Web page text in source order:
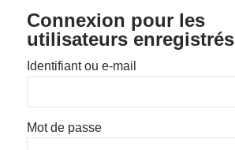
Connexion pour les
utilisateurs enregistrés
Identifiant ou e-mail
Mot de passe